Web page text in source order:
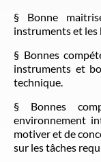
§ Bonne
instruments et les
§ Bonnes
instruments et
technique.
§ Bonnes
environnement
motiver et de
sur les tâches